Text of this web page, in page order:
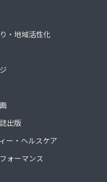
・地域活性化
出版
ー・ヘルスケア
ォーマンス